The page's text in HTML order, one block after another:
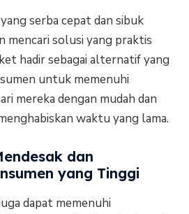
serba cepat dan sibuk
mencari solusi yang praktis
hadir sebagai alternatif yang
untuk memenuhi
mereka dengan mudah dan
waktu yang lama.
dan
yang Tinggi
dapat memenuhi